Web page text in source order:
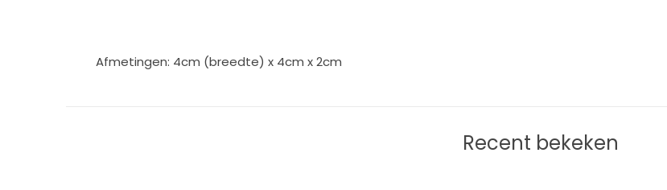
Afmetingen: 4cm (breedte) x 4cm x 2cm
Recent bekeken